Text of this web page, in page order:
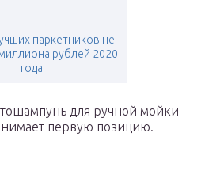
паркетников не
рублей 2020
года
для ручной мойки
первую позицию.